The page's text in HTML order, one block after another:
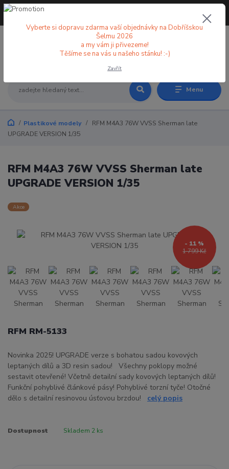
Menu
+420 773 998 582
Plastikové modely
RFM M4A3 76W VVSS Sherman late
UPGRADE VERSION 1/35
RFM M4A3 76W VVSS Sherman late
UPGRADE VERSION 1/35
Akce
1 799 Kč
- 11 %
RFM RM-5133
Novinka 2025! UPGRADE verze s bohatou sadou kovových
leptaných dílů a 3D resin sadou! Všechny poklopy možné
sestavit otevřené! Včetně detailní sady kovových leptaných dílů!
Funkční pohyblivé článkové pásy! Pohyblivé torzní tyče! Otočné
dělo s detailní resinovou úsťovou brzdou! celý popis
Dostupnost Skladem 2 ks
Vyberte si dopravu zdarma vaší objednávky na Dobříšskou
Šelmu 2026
a my vám ji přivezeme!
Těšíme se na vás u našeho stánku! :-)
Zavřít